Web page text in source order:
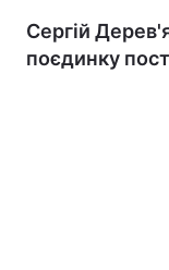
Сергій
поєдинку